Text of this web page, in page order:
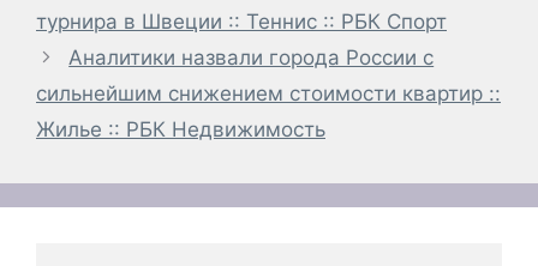
турнира в Швеции :: Теннис :: РБК Спорт
Аналитики назвали города России с
сильнейшим снижением стоимости квартир ::
Жилье :: РБК Недвижимость